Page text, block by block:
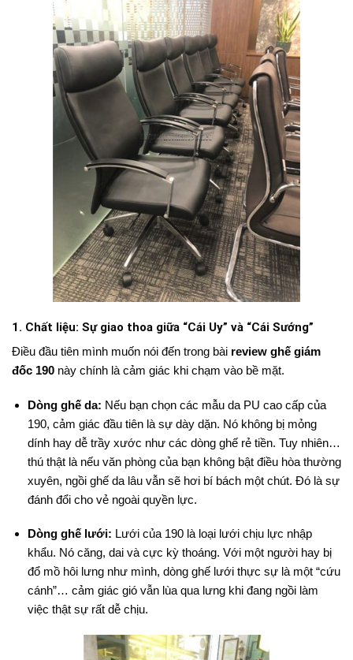
1. Chất liệu: Sự giao thoa giữa “Cái Uy” và “Cái Sướng”
Điều đầu tiên mình muốn nói đến trong bài review ghế giám
đốc 190 này chính là cảm giác khi chạm vào bề mặt.
Dòng ghế da: Nếu bạn chọn các mẫu da PU cao cấp của
190, cảm giác đầu tiên là sự dày dặn. Nó không bị mỏng
dính hay dễ trầy xước như các dòng ghế rẻ tiền. Tuy nhiên…
thú thật là nếu văn phòng của bạn không bật điều hòa thường
xuyên, ngồi ghế da lâu vẫn sẽ hơi bí bách một chút. Đó là sự
đánh đổi cho vẻ ngoài quyền lực.
Dòng ghế lưới: Lưới của 190 là loại lưới chịu lực nhập
khẩu. Nó căng, dai và cực kỳ thoáng. Với một người hay bị
đổ mồ hôi lưng như mình, dòng ghế lưới thực sự là một “cứu
cánh”… cảm giác gió vẫn lùa qua lưng khi đang ngồi làm
việc thật sự rất dễ chịu.